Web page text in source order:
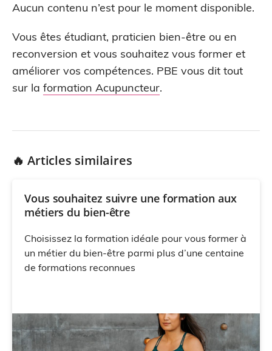
Aucun contenu n’est pour le moment disponible.
Vous êtes étudiant, praticien bien-être ou en
reconversion et vous souhaitez vous former et
améliorer vos compétences. PBE vous dit tout
sur la formation Acupuncteur.
🔥 Articles similaires
Vous souhaitez suivre une formation aux
métiers du bien-être
Choisissez la formation idéale pour vous former à
un métier du bien-être parmi plus d’une centaine
de formations reconnues